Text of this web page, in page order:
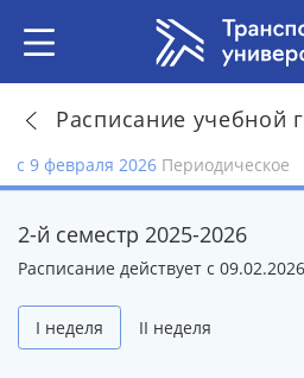
Расписание учебной
с 9 февраля 2026 Периодическое
2-й семестр 2025-2026
Расписание действует с
I неделя II неделя